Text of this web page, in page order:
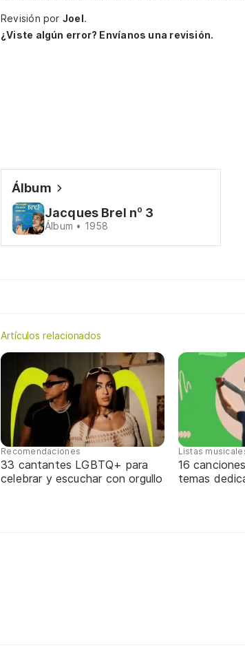
Revisión por Joel.
¿Viste algún error? Envíanos una revisión.
Álbum
Jacques Brel nº 3
Álbum • 1958
Artículos relacionados
Recomendaciones
33 cantantes LGBTQ+ para
celebrar y escuchar con orgullo
Listas
16
temas